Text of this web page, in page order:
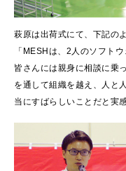
萩原は出荷式にて、下記の
「MESHは、2人のソフト
皆さんには親身に相談に乗
を通して組織を越え、人と
当にすばらしいことだと実